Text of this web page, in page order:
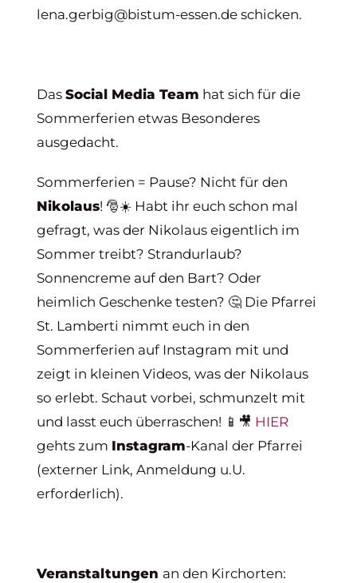
lena.gerbig@bistum-essen.de schicken.
Das Social Media Team hat sich für die
Sommerferien etwas Besonderes
ausgedacht.
Sommerferien = Pause? Nicht für den
Nikolaus! 🎅☀️ Habt ihr euch schon mal
gefragt, was der Nikolaus eigentlich im
Sommer treibt? Strandurlaub?
Sonnencreme auf den Bart? Oder
heimlich Geschenke testen? 🤔 Die Pfarrei
St. Lamberti nimmt euch in den
Sommerferien auf Instagram mit und
zeigt in kleinen Videos, was der Nikolaus
so erlebt. Schaut vorbei, schmunzelt mit
und lasst euch überraschen! 📱🎥 HIER
gehts zum Instagram-Kanal der Pfarrei
(externer Link, Anmeldung u.U.
erforderlich).
Veranstaltungen an den Kirchorten: